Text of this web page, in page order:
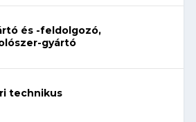
és -feldolgozó,
gyártó
technikus